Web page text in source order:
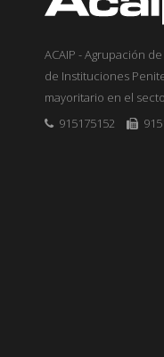
ACAIP - Agrupación
de Instituciones
mayoritario en el
915175152